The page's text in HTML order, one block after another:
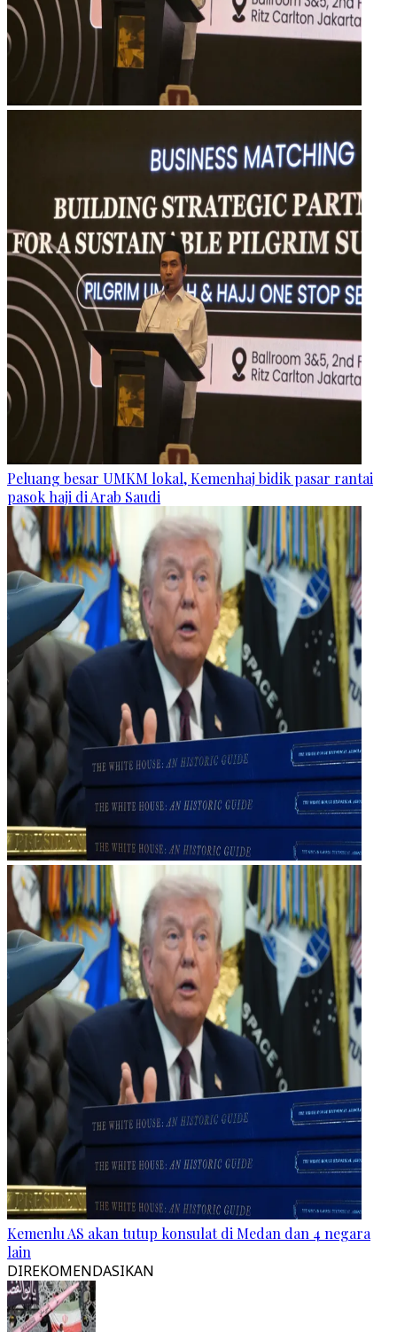
Peluang besar UMKM lokal, Kemenhaj bidik pasar rantai
pasok haji di Arab Saudi
Kemenlu AS akan tutup konsulat di Medan dan 4 negara
lain
DIREKOMENDASIKAN